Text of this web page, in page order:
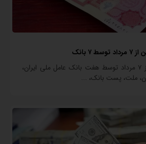
بانک
فروش ارز اربعین از ۷ مرداد توسط هفت بانک عامل ملی ایران،
ملت، پست بانک، ...